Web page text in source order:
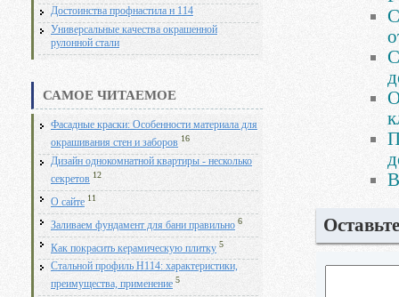
Достоинства профнастила н 114
Универсальные качества окрашенной
рулонной стали
САМОЕ ЧИТАЕМОЕ
Фасадные краски: Особенности материала для
окрашивания стен и заборов 16
Дизайн однокомнатной квартиры - несколько
секретов 12
О сайте 11
Заливаем фундамент для бани правильно 6
Как покрасить керамическую плитку 5
Стальной профиль Н114: характеристики,
преимущества, применение 5